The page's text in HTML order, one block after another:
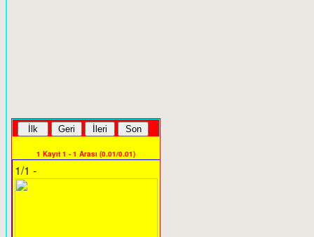
1 Kayıt 1 - 1 Arası (0.01/0.01)
1/1 -